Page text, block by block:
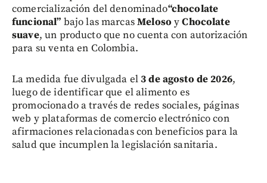
comercialización del denominado“chocolate
funcional” bajo las marcasMeloso yChocolate
suave, un producto que no cuenta con autorización
para su venta en Colombia.
La medida fue divulgada el3 de agosto de 2026,
luego de identificar que el alimento es
promocionado a través de redes sociales, páginas
web y plataformas de comercio electrónico con
afirmaciones relacionadas con beneficios para la
salud que incumplen la legislación sanitaria.